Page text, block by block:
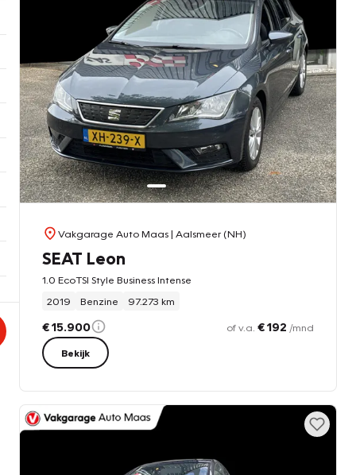
Vakgarage Auto Maas| Aalsmeer (NH)
SEAT Leon
1.0 EcoTSI Style Business Intense
2019
Benzine 97.273 km
€ 15.900 of v.a. € 192 /mnd
Bekijk